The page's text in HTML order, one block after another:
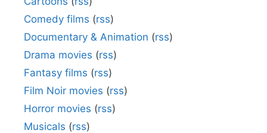
Comedy films (rss)
Documentary & Animation (rss)
Drama movies (rss)
Fantasy films (rss)
Film Noir movies (rss)
Horror movies (rss)
Musicals (rss)